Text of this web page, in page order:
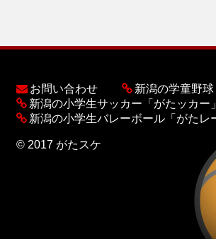
お問い合わせ
新潟の学童野球
新潟の小学生サッカー「がたッカー」
新潟の小学生バレーボール「がたレ
© 2017 がたスケ